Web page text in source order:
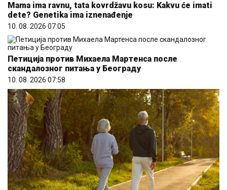
Mama ima ravnu, tata kovrdžavu kosu: Kakvu će imati
dete? Genetika ima iznenađenje
10. 08. 2026 07:05
Петиција против Михаела Мартенса после
скандалозног питања у Београду
10. 08. 2026 07:58